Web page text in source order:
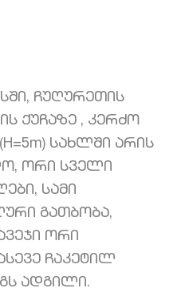
ჩუღურეთის
ქუჩაზე , კერძო
სახლში არის
ორი სველი
სამი
გათბობა,
ორი
ჩაკეტილ
ადგილი.